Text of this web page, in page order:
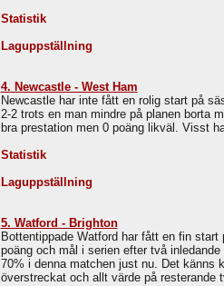
Statistik
Laguppställning
4. Newcastle - West Ham
Newcastle har inte fått en rolig start på
2-2 trots en man mindre på planen borta
bra prestation men 0 poäng likväl. Visst
Statistik
Laguppställning
5. Watford - Brighton
Bottentippade Watford har fått en fin
poäng och mål i serien efter två
70% i denna matchen just nu. Det känns
överstreckat och allt värde på resterande